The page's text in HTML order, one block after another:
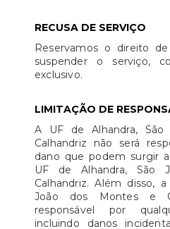
RECUSA DE SERVIÇO
Reservamos o direito
suspender o serviço,
exclusivo.
LIMITAÇÃO DE
A UF de Alhandra,
Calhandriz não será
dano que podem surgir
UF de Alhandra, São
Calhandriz. Além disso,
João dos Montes e
responsável por
incluindo danos